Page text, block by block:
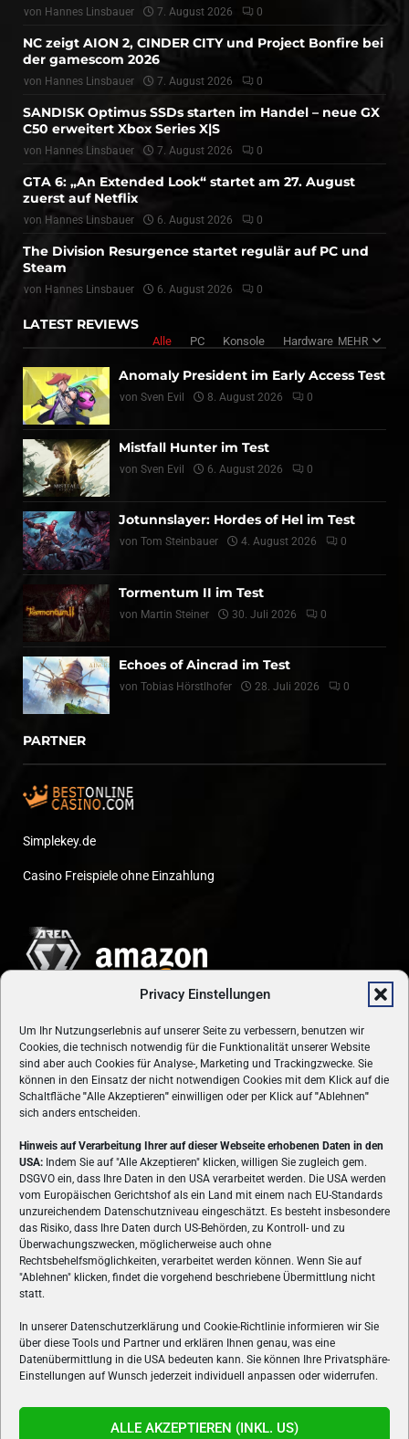
Privacy Einstellungen
Um Ihr Nutzungserlebnis auf unserer Seite zu verbessern, benutzen wir
Cookies, die technisch notwendig für die Funktionalität unserer Website
sind aber auch Cookies für Analyse-, Marketing und Trackingzwecke. Sie
können in den Einsatz der nicht notwendigen Cookies mit dem Klick auf die
Schaltfläche "Alle Akzeptieren" einwilligen oder per Klick auf"Ablehnen"
sich anders entscheiden.
Hinweis auf Verarbeitung Ihrer auf dieser Webseite erhobenen Daten in den
USA: Indem Sie auf "Alle Akzeptieren" klicken, willigen Sie zugleich gem.
DSGVO ein, dass Ihre Daten in den USA verarbeitet werden. Die USA werden
vom Europäischen Gerichtshof als ein Land mit einem nach EU-Standards
unzureichendem Datenschutzniveau eingeschätzt. Es besteht insbesondere
das Risiko, dass Ihre Daten durch US-Behörden, zu Kontroll- und zu
Überwachungszwecken, möglicherweise auch ohne
Rechtsbehelfsmöglichkeiten, verarbeitet werden können. Wenn Sie auf
"Ablehnen" klicken, findet die vorgehend beschriebene Übermittlung nicht
statt.
In unserer Datenschutzerklärung und Cookie-Richtlinie informieren wir Sie
über diese Tools und Partner und erklären Ihnen genau, was eine
Datenübermittlung in die USA bedeuten kann. Sie können Ihre Privatsphäre-
Einstellungen auf Wunsch jederzeit individuell anpassen oder widerrufen.
ALLE AKZEPTIEREN (INKL. US)
von Hannes Linsbauer 7. August 2026 0
NC zeigt AION 2, CINDER CITY und Project Bonfire bei
der gamescom 2026
von Hannes Linsbauer 7. August 2026 0
SANDISK Optimus SSDs starten im Handel – neue GX
C50 erweitert Xbox Series X|S
von Hannes Linsbauer 7. August 2026 0
GTA 6: „An Extended Look“ startet am 27. August
zuerst auf Netflix
von Hannes Linsbauer 6. August 2026 0
The Division Resurgence startet regulär auf PC und
Steam
von Hannes Linsbauer 6. August 2026 0
LATEST REVIEWS
Alle PC Konsole Hardware MEHR
Anomaly President im Early Access Test
von Sven Evil 8. August 2026 0
Mistfall Hunter im Test
von Sven Evil 6. August 2026 0
Jotunnslayer: Hordes of Hel im Test
von Tom Steinbauer 4. August 2026 0
Tormentum II im Test
von Martin Steiner 30. Juli 2026 0
Echoes of Aincrad im Test
von Tobias Hörstlhofer 28. Juli 2026 0
PARTNER
Simplekey.de
Casino Freispiele ohne Einzahlung
ÜBER UNS
VON GAMERN, FÜR GAMER! Gamers.at ist das älteste Online-
Spielemagazin Österreichs und bringt täglich aktuelle News,
Reviews und Videos zu PC- und Konsolenspielen, Gaming-
Hardware und aus der Welt des e-Sport's.
FOLGE UNS